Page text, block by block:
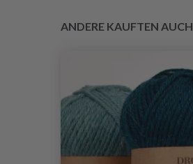
ANDERE KAUFTEN AUCH